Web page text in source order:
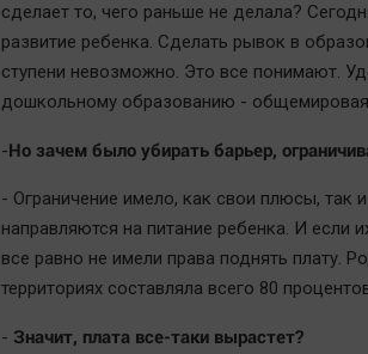
сделает то, чего раньше не делала?
развитие ребенка. Сделать рывок в
ступени невозможно. Это все понимают.
дошкольному образованию - общемировая
-Но зачем было убирать барьер,
- Ограничение имело, как свои плюсы, так
направляются на питание ребенка. И если
все равно не имели права поднять плату.
территориях составляла всего 80
- Значит, плата все-таки вырастет?